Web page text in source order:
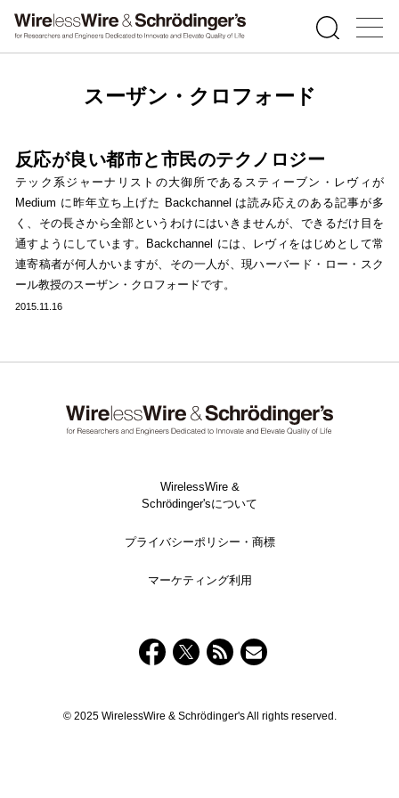
スーザン・クロフォード
反応が良い都市と市民のテクノロジー
テック系ジャーナリストの大御所であるスティーブン・レヴィが
Medium に昨年立ち上げた Backchannel は読み応えのある記事が多
く、その長さから全部というわけにはいきませんが、できるだけ目を
通すようにしています。Backchannel には、レヴィをはじめとして常
連寄稿者が何人かいますが、その一人が、現ハーバード・ロー・スク
ール教授のスーザン・クロフォードです。
2015.11.16
WirelessWire &
Schrödinger'sについて
プライバシーポリシー・商標
マーケティング利用
© 2025 WirelessWire & Schrödinger's All rights reserved.